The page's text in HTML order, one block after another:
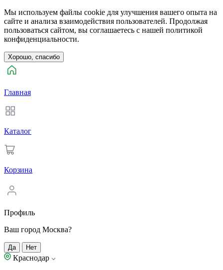
Мы используем файлы cookie для улучшения вашего опыта на
сайте и анализа взаимодействия пользователей. Продолжая
пользоваться сайтом, вы соглашаетесь с нашей политикой
конфиденциальности.
Хорошо, спасибо
Главная
Каталог
Корзина
Профиль
Ваш город Москва?
Да Нет
Краснодар